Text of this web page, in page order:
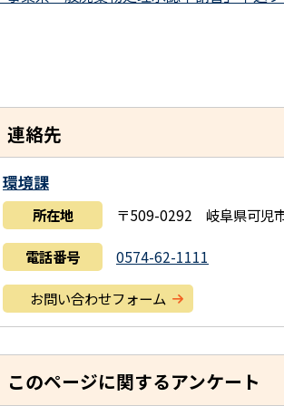
連絡先
環境課
所在地 〒509-0292 岐阜県可児
電話番号 0574-62-1111
お問い合わせフォーム
このページに関するアンケート